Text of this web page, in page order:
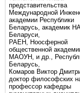
представительства
Международной
академии Республики
Беларусь, академик
Беларуси,
РАЕН, Ноосферной
общественной
МАОУН, и др.,
Беларусь,
Комаров Виктор
доктор философских
профессор кафедры